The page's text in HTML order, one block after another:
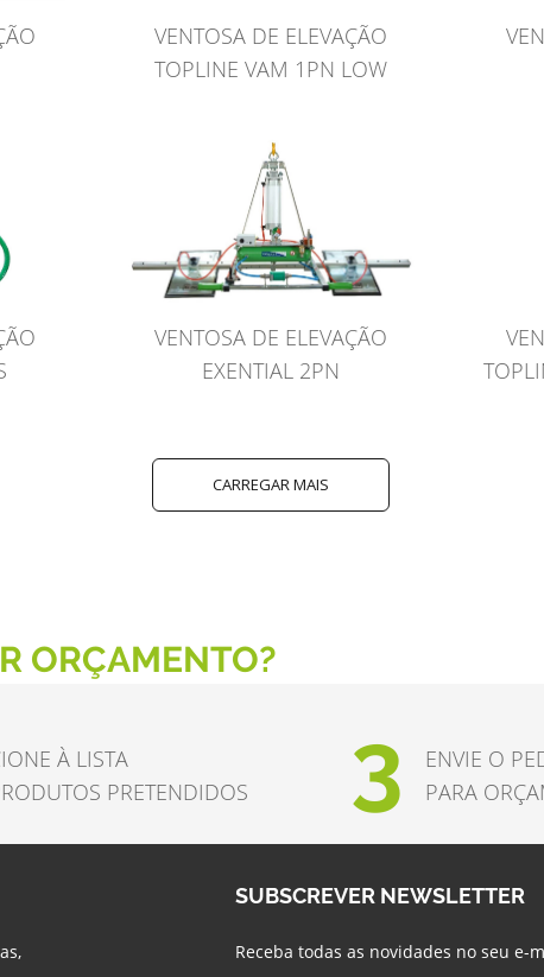
VENTOSA DE ELEVAÇÃO
TOPLINE VAM 1PN LOW
VENTOSA DE ELEVAÇÃO
EXENTIAL 2PN
CARREGAR MAIS
ORÇAMENTO?
À LISTA
PRETENDIDOS
3
ENVIE O
PARA
SUBSCREVER NEWSLETTER
Receba todas as novidades no seu e-